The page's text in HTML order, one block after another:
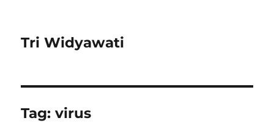
Tri Widyawati
Tag:virus